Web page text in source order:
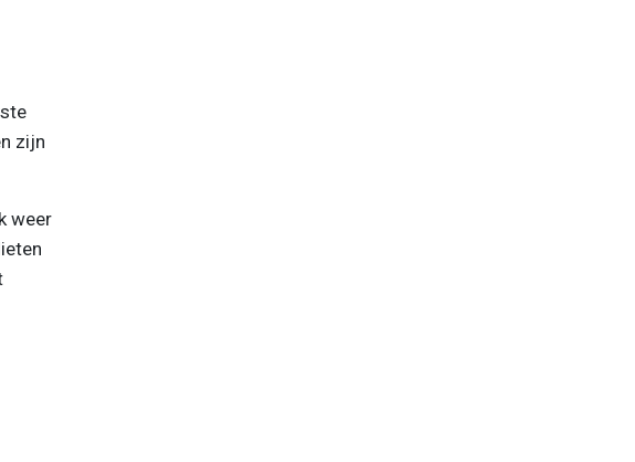
zijn
weer